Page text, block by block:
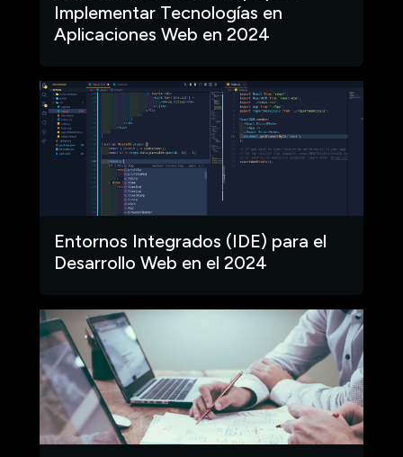
Implementar Tecnologías en
Aplicaciones Web en 2024
Entornos Integrados (IDE) para el
Desarrollo Web en el 2024